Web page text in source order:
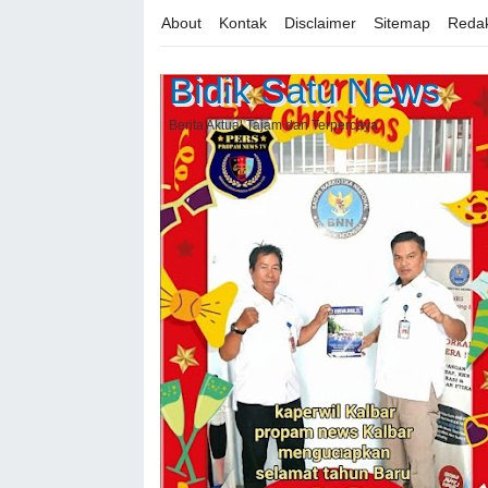
About Kontak Disclaimer Sitemap
Bidik Satu News
Berita Aktual Tajam dan Terpercaya